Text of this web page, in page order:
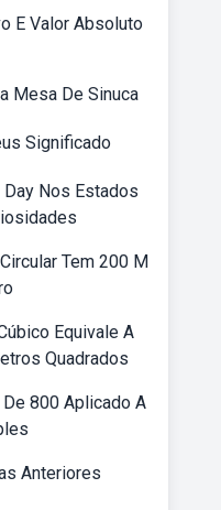
E Valor Absoluto
Mesa De Sinuca
Significado
Nos Estados
Tem 200 M
Equivale A
Quadrados
De 800 Aplicado A
Anteriores